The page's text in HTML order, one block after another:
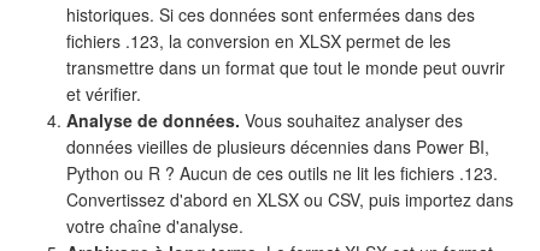
historiques. Si ces données sont enfermées dans des
fichiers .123, la conversion en XLSX permet de les
transmettre dans un format que tout le monde peut ouvrir
et vérifier.
Analyse de données. Vous souhaitez analyser des
données vieilles de plusieurs décennies dans Power BI,
Python ou R ? Aucun de ces outils ne lit les fichiers .123.
Convertissez d'abord en XLSX ou CSV, puis importez dans
votre chaîne d'analyse.